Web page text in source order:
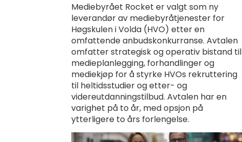
Mediebyrået Rocket er valgt som ny
leverandør av mediebyråtjenester for
Høgskulen i Volda (HVO) etter en
omfattende anbudskonkurranse. Avtalen
omfatter strategisk og operativ bistand til
medieplanlegging, forhandlinger og
mediekjøp for å styrke HVOs rekruttering
til heltidsstudier og etter- og
videreutdanningstilbud. Avtalen har en
varighet på to år, med opsjon på
ytterligere to års forlengelse.